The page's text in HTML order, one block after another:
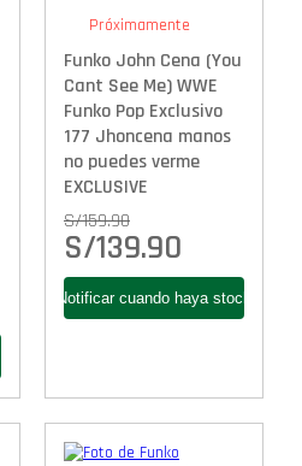
Próximamente
Funko John Cena (You
Cant See Me) WWE
Funko Pop Exclusivo
177 Jhoncena manos
no puedes verme
EXCLUSIVE
S/159.90
S/139.90